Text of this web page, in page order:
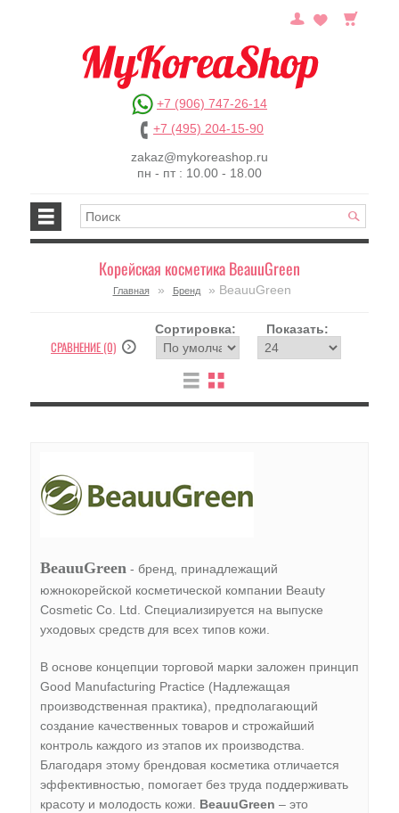
+7 (906) 747-26-14
+7 (495) 204-15-90
zakaz@mykoreashop.ru
пн - пт : 10.00 - 18.00
Корейская косметика BeauuGreen
Главная » Бренд » BeauuGreen
СРАВНЕНИЕ (0)
Сортировка: Показать:
BeauuGreen - бренд, принадлежащий
южнокорейской косметической компании Beauty
Cosmetic Co. Ltd. Специализируется на выпуске
уходовых средств для всех типов кожи.
В основе концепции торговой марки заложен принцип
Good Manufacturing Practice (Надлежащая
производственная практика), предполагающий
создание качественных товаров и строжайший
контроль каждого из этапов их производства.
Благодаря этому брендовая косметика отличается
эффективностью, помогает без труда поддерживать
красоту и молодость кожи. BeauuGreen – это